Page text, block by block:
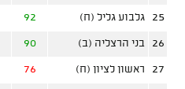
25 גלבוע גליל (ח) 92
26 בני הרצליה (ב) 90
27 ראשון לציון (ח) 76